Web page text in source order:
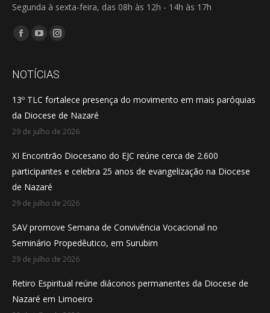
Segunda à sexta-feira, das 08h às 12h - 14h às 17h
Encontre-nos em:
Facebook
opens
new
window
YouTube
opens
new
window
Instagram
opens
new
window
NOTÍCIAS
13º TLC fortalece presença do movimento em mais paróquias
da Diocese de Nazaré
29 de julho de 2026
XI Encontrão Diocesano do EJC reúne cerca de 2.600
participantes e celebra 25 anos de evangelização na Diocese
de Nazaré
29 de julho de 2026
SAV promove Semana de Convivência Vocacional no
Seminário Propedêutico, em Surubim
29 de julho de 2026
Retiro Espiritual reúne diáconos permanentes da Diocese de
Nazaré em Limoeiro